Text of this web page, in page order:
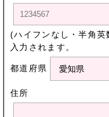
(ハイフンなし・半角
入力されます。
都道府県
住所